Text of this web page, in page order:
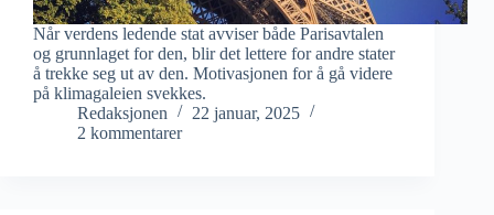
Når verdens ledende stat avviser både Parisavtalen
og grunnlaget for den, blir det lettere for andre stater
å trekke seg ut av den. Motivasjonen for å gå videre
på klimagaleien svekkes.
Redaksjonen
22 januar, 2025
2 kommentarer